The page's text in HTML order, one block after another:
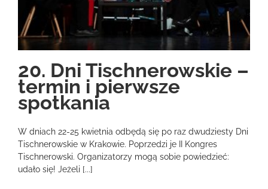
20. Dni Tischnerowskie –
termin i pierwsze
spotkania
W dniach 22-25 kwietnia odbędą się po raz dwudziesty Dni
Tischnerowskie w Krakowie. Poprzedzi je II Kongres
Tischnerowski. Organizatorzy mogą sobie powiedzieć:
udało się! Jeżeli [...]